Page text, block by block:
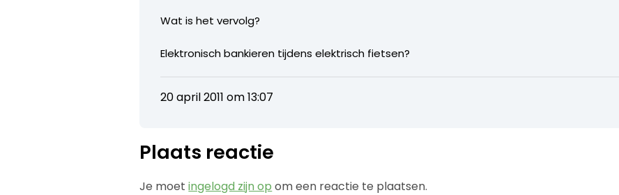
Wat is het vervolg?
Elektronisch bankieren tijdens elektrisch fietsen?
20 april 2011 om 13:07
Plaats reactie
Je moetingelogd zijn op om een reactie te plaatsen.